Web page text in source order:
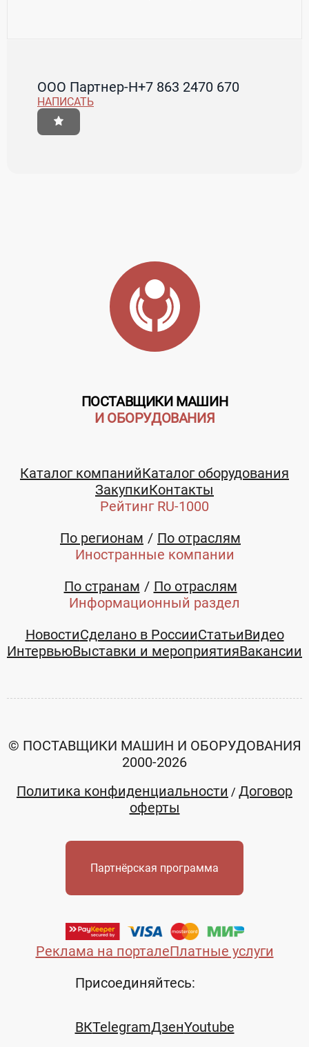
ООО Партнер-Н+7 863 2470 670
НАПИСАТЬ
ПОСТАВЩИКИ МАШИН
И ОБОРУДОВАНИЯ
Каталог компанийКаталог оборудования
ЗакупкиКонтакты
Рейтинг RU-1000
По регионам
По отраслям
Иностранные компании
По странам
По отраслям
Информационный раздел
НовостиСделано в РоссииСтатьиВидео
ИнтервьюВыставки и мероприятияВакансии
Реклама на порталеПлатные услуги
© ПОСТАВЩИКИ МАШИН И ОБОРУДОВАНИЯ
2000-2026
Политика конфиденциальности / Договор
оферты
Партнёрская программа
Присоединяйтесь:
ВКTelegramДзенYoutube